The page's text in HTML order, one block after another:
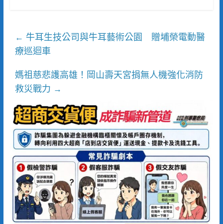
← 牛耳生技公司與牛耳藝術公園 贈埔榮電動醫
療巡迴車
媽祖慈悲護高雄！岡山壽天宮捐無人機強化消防
救災戰力 →